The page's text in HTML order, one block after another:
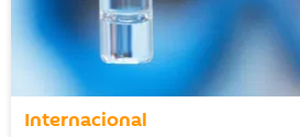
Internacional